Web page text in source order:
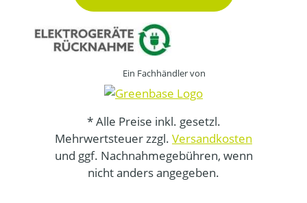
Ein Fachhändler von
* Alle Preise inkl. gesetzl.
Mehrwertsteuer zzgl. Versandkosten
und ggf. Nachnahmegebühren, wenn
nicht anders angegeben.